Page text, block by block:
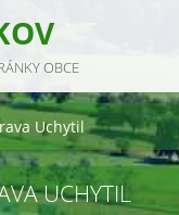
OBCE
Uchytil
UCHYTIL